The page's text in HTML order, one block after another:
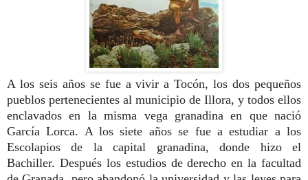
A los seis años se fue a vivir a Tocón, los dos pequeños
pueblos pertenecientes al municipio de Illora, y todos ellos
enclavados en la misma vega granadina en que nació
García Lorca. A los siete años se fue a estudiar a los
Escolapios de la capital granadina, donde hizo el
Bachiller. Después los estudios de derecho en la facultad